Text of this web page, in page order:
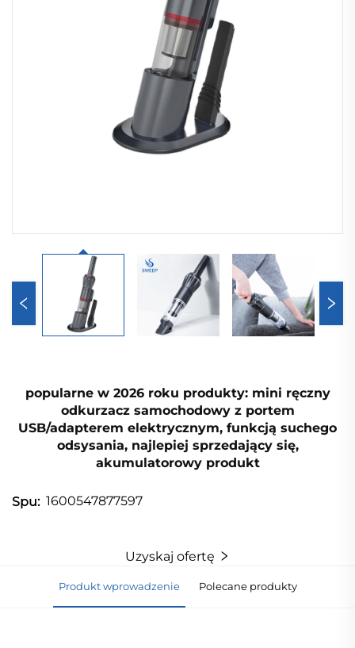
popularne w 2026 roku produkty: mini ręczny
odkurzacz samochodowy z portem
USB/adapterem elektrycznym, funkcją suchego
odsysania, najlepiej sprzedający się,
akumulatorowy produkt
Spu: 1600547877597
Uzyskaj ofertę
Produkt wprowadzenie Polecane produkty